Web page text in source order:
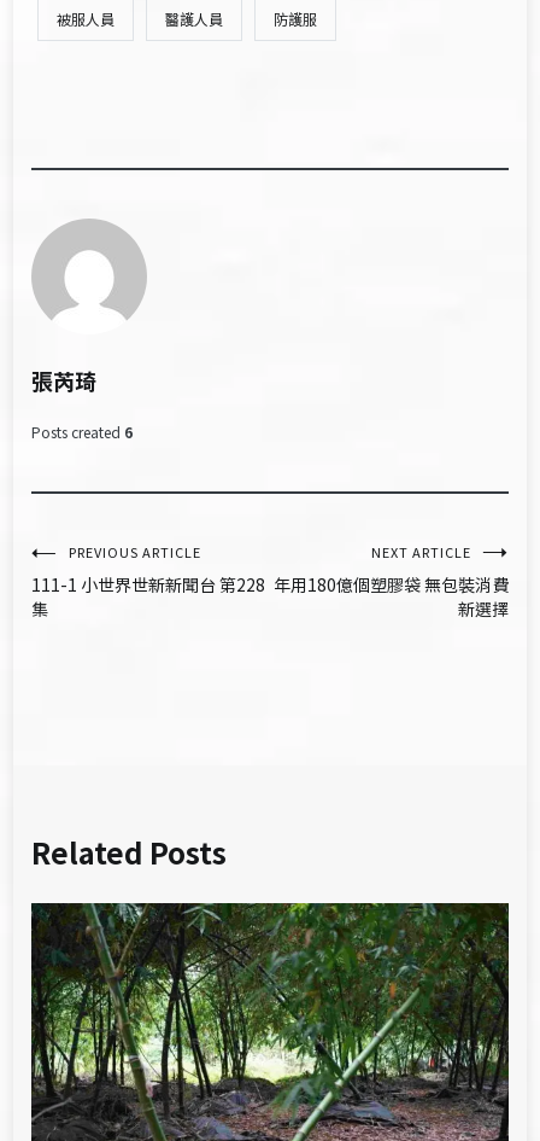
被服人員 醫護人員 防護服
張芮琦
Posts created 6
文
章
PREVIOUS ARTICLE
111-1 小世界世新新聞台 第228
集
NEXT ARTICLE
年用180億個塑膠袋 無包裝消費
新選擇
Related Posts